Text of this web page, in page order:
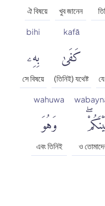
খুব জানেন
ঐ বিষয়ে
kafā
كَفَىٰ
(তিনিই) যথেষ্ট
bihi
بِهِۦ
সে বিষয়ে
ও
wahuwa
وَهُوَ
এবং তিনিই